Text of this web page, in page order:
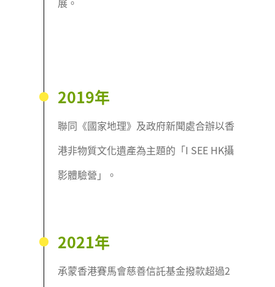
2019年
聯同《國家地理》及政府新聞處合辦以香
港非物質文化遺產為主題的「I SEE HK攝
影體驗營」。
2021年
承蒙香港賽馬會慈善信託基金撥款超過2